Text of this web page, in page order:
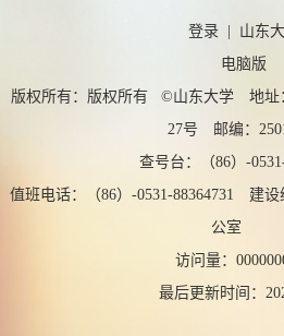
登录| 山东
电脑版
版权所有：版权所有 ©山东大学 地址
27号 邮编：
查号台：（86）-
值班电话：（86）-0531-88364731 建
公室
访问量：
最后更新时间：